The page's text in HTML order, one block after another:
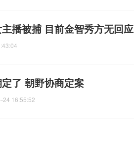
播被捕 目前金智秀方无回应
了 朝野协商定案
24 16:55:52